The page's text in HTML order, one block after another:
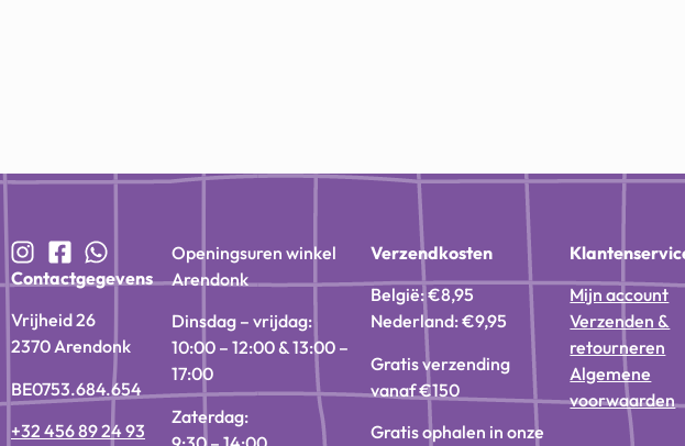
Contactgegevens
Vrijheid 26
2370 Arendonk
BE0753.684.654
+32 456 89 24 93
Openingsuren winkel
Arendonk
Dinsdag – vrijdag:
10:00 – 12:00 & 13:00 –
17:00
Zaterdag:
Verzendkosten
België: €8,95
Nederland: €9,95
Gratis verzending
vanaf €150
Gratis ophalen in onze
Mijn account
Verzenden &
retourneren
Algemene
voorwaarden